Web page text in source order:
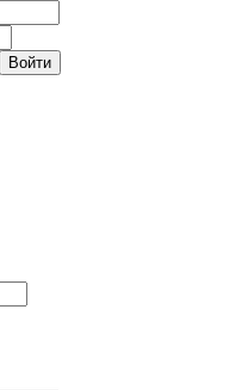
Войти